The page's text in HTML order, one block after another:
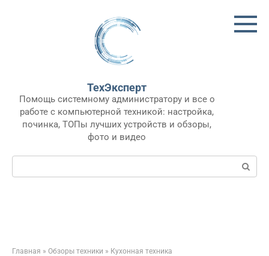
ТехЭксперт
Помощь системному администратору и все о
работе с компьютерной техникой: настройка,
починка, ТОПы лучших устройств и обзоры,
фото и видео
Поиск:
Главная » Обзоры техники » Кухонная техника